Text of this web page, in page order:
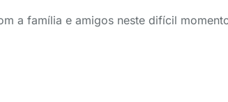
a família e amigos neste difícil